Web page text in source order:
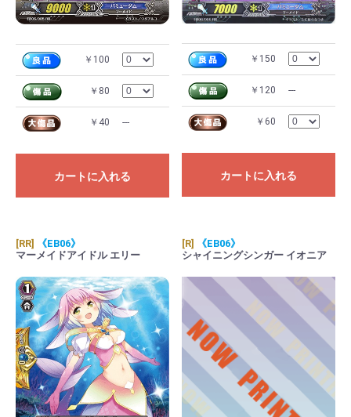
￥100
￥80
￥40 ---
カートに入れる
￥150
￥120 ---
￥60
カートに入れる
[RR]
《EB06》
マーメイドアイドル エリー
[R]
《EB06》
シャイニングシンガー イオニア